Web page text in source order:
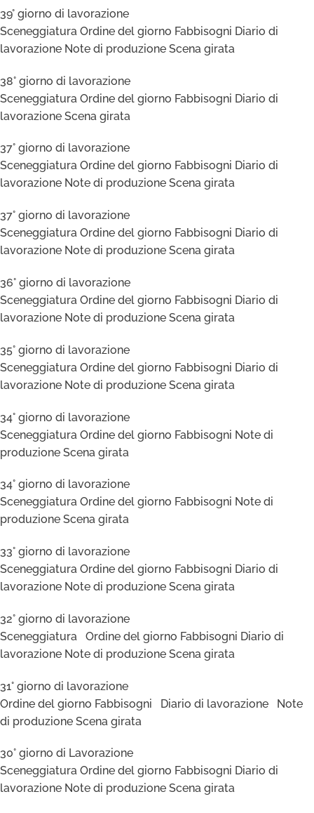
39° giorno di lavorazione
Sceneggiatura Ordine del giorno Fabbisogni Diario di
lavorazione Note di produzione Scena girata
38° giorno di lavorazione
Sceneggiatura Ordine del giorno Fabbisogni Diario di
lavorazione Scena girata
37° giorno di lavorazione
Sceneggiatura Ordine del giorno Fabbisogni Diario di
lavorazione Note di produzione Scena girata
37° giorno di lavorazione
Sceneggiatura Ordine del giorno Fabbisogni Diario di
lavorazione Note di produzione Scena girata
36° giorno di lavorazione
Sceneggiatura Ordine del giorno Fabbisogni Diario di
lavorazione Note di produzione Scena girata
35° giorno di lavorazione
Sceneggiatura Ordine del giorno Fabbisogni Diario di
lavorazione Note di produzione Scena girata
34° giorno di lavorazione
Sceneggiatura Ordine del giorno Fabbisogni Note di
produzione Scena girata
34° giorno di lavorazione
Sceneggiatura Ordine del giorno Fabbisogni Note di
produzione Scena girata
33° giorno di lavorazione
Sceneggiatura Ordine del giorno Fabbisogni Diario di
lavorazione Note di produzione Scena girata
32° giorno di lavorazione
Sceneggiatura Ordine del giorno Fabbisogni Diario di
lavorazione Note di produzione Scena girata
31° giorno di lavorazione
Ordine del giorno Fabbisogni Diario di lavorazione Note
di produzione Scena girata
30° giorno di Lavorazione
Sceneggiatura Ordine del giorno Fabbisogni Diario di
lavorazione Note di produzione Scena girata